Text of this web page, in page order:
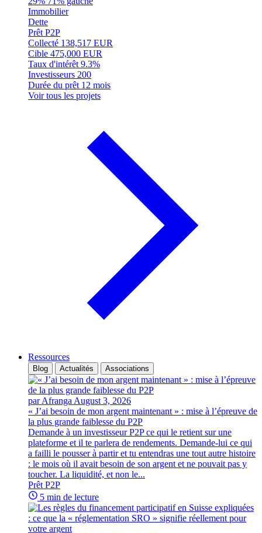
Immobilier
Dette
Prêt P2P
Collecté 138,517 EUR
Cible 475,000 EUR
Taux d'intérêt 9.3%
Investisseurs 200
Durée du prêt 12 mois
Voir tous les projets
Ressources
Blog Actualités Associations
par Afranga August 3, 2026
« J’ai besoin de mon argent maintenant » : mise à l’épreuve de
la plus grande faiblesse du P2P
Demande à un investisseur P2P ce qui le retient sur une
plateforme et il te parlera de rendements. Demande-lui ce qui
a failli le pousser à partir et tu entendras une tout autre histoire
: le mois où il avait besoin de son argent et ne pouvait pas y
toucher. La liquidité, et non le...
Prêt P2P
5 min de lecture